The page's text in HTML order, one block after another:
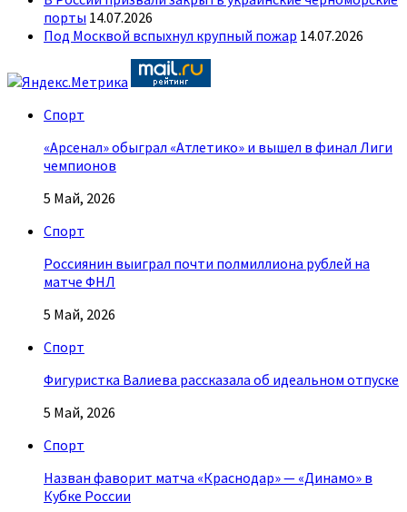
порты 14.07.2026
Под Москвой вспыхнул крупный пожар 14.07.2026
Спорт
«Арсенал» обыграл «Атлетико» и вышел в финал Лиги
чемпионов
5 Май, 2026
Спорт
Россиянин выиграл почти полмиллиона рублей на
матче ФНЛ
5 Май, 2026
Спорт
Фигуристка Валиева рассказала об идеальном отпуске
5 Май, 2026
Спорт
Назван фаворит матча «Краснодар» — «Динамо» в
Кубке России